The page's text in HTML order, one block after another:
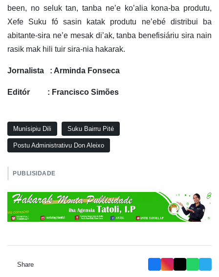
been, no seluk tan, tanba ne’e ko’alia kona-ba produtu,
Xefe Suku fó sasin katak produtu ne’ebé distribui ba
abitante-sira ne’e mesak di’ak, tanba benefisiáriu sira nain
rasik mak hili tuir sira-nia hakarak.
Jornalista : Arminda Fonseca
Editór : Francisco Simões
Munísipiu Dili Suku Bairru Pité
Postu Administrativu Don Aleixo
PUBLISIDADE
Share